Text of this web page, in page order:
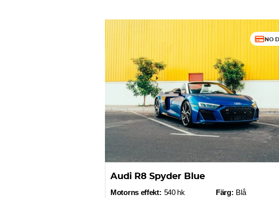
NO
Audi R8 Spyder Blue
Motorns effekt: 540 hk
Färg: Blå